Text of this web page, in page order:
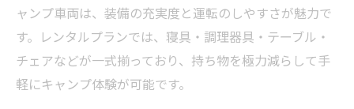
ャンプ車両は、装備の充実度と運転のしやすさが魅力で
す。レンタルプランでは、寝具・調理器具・テーブル・
チェアなどが一式揃っており、持ち物を極力減らして手
軽にキャンプ体験が可能です。